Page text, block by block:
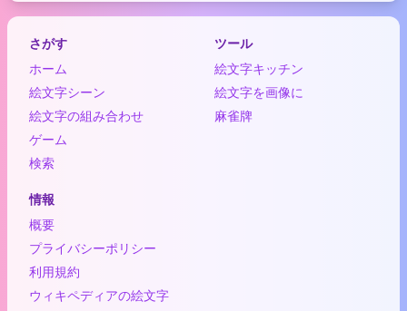
さがす
ホーム
絵文字シーン
絵文字の組み合わせ
ゲーム
検索
ツール
絵文字キッチン
絵文字を画像に
麻雀牌
情報
概要
プライバシーポリシー
利用規約
ウィキペディアの絵文字